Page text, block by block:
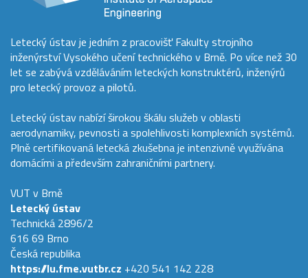
Letecký ústav je jedním z pracovišť Fakulty strojního
inženýrství Vysokého učení technického v Brně. Po více než 30
let se zabývá vzděláváním leteckých konstruktérů, inženýrů
pro letecký provoz a pilotů.
Letecký ústav nabízí širokou škálu služeb v oblasti
aerodynamiky, pevnosti a spolehlivosti komplexních systémů.
Plně certifikovaná letecká zkušebna je intenzivně využívána
domácími a především zahraničními partnery.
VUT v Brně
Letecký ústav
Technická 2896/2
616 69 Brno
Česká republika
https://lu.fme.vutbr.cz +420 541 142 228